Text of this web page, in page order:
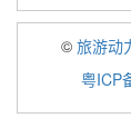
© 旅游动
粤ICP